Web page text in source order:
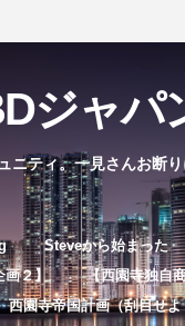
ジャパ
ティ。一見さんお断り
Steveから始まった
画２】
【西園寺独自
西園寺帝国計画（刮目せ